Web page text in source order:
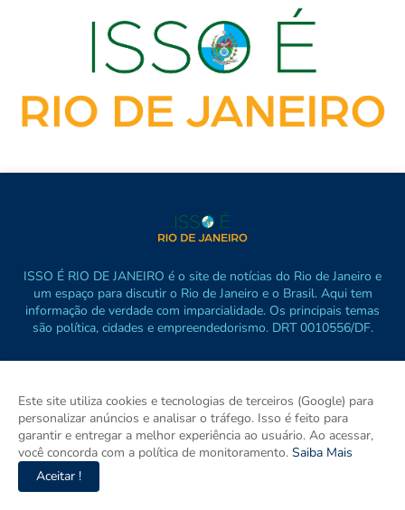
ISSO É RIO DE JANEIRO é o site de notícias do Rio de Janeiro e
um espaço para discutir o Rio de Janeiro e o Brasil. Aqui tem
informação de verdade com imparcialidade. Os principais temas
são política, cidades e empreendedorismo. DRT 0010556/DF.
Este site utiliza cookies e tecnologias de terceiros (Google) para
personalizar anúncios e analisar o tráfego. Isso é feito para
garantir e entregar a melhor experiência ao usuário. Ao acessar,
você concorda com a política de monitoramento. Saiba Mais
Aceitar !